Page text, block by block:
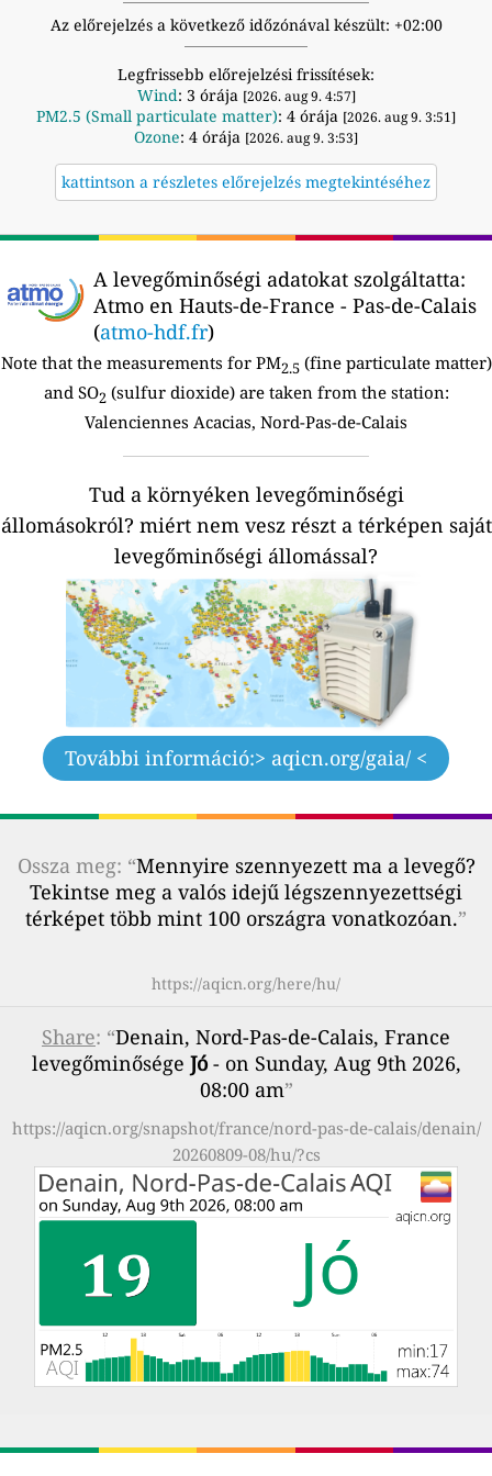
Az előrejelzés a következő időzónával készült: +02:00
Legfrissebb előrejelzési frissítések:
Wind: 3 órája [2026. aug 9. 4:57]
PM2.5 (Small particulate matter): 4 órája [2026. aug 9. 3:51]
Ozone: 4 órája [2026. aug 9. 3:53]
kattintson a részletes előrejelzés megtekintéséhez
A levegőminőségi adatokat szolgáltatta:
Atmo en Hauts-de-France - Pas-de-Calais
(atmo-hdf.fr)
Note that the measurements for PM2.5 (fine particulate matter)
and SO2 (sulfur dioxide) are taken from the station:
Valenciennes Acacias, Nord-Pas-de-Calais
Tud a környéken levegőminőségi
állomásokról? miért nem vesz részt a térképen saját
levegőminőségi állomással?
További információ:> aqicn.org/gaia/ <
Ossza meg: “Mennyire szennyezett ma a levegő?
Tekintse meg a valós idejű légszennyezettségi
térképet több mint 100 országra vonatkozóan.”
https://aqicn.org/here/hu/
Share: “Denain, Nord-Pas-de-Calais, France
levegőminősége Jó- on Sunday, Aug 9th 2026,
08:00 am”
https://aqicn.org/snapshot/france/nord-pas-de-calais/denain/
20260809-08/hu/?cs